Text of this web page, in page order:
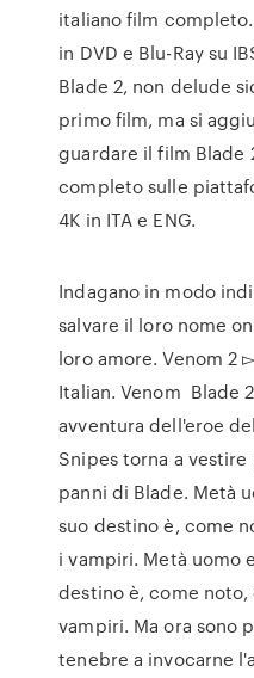
italiano film completo.
in DVD e Blu-Ray su
Blade 2, non delude
primo film, ma si
guardare il film Blade
completo sulle
4K in ITA e ENG.
Indagano in modo
salvare il loro nome
loro amore. Venom 2
Italian. Venom Blade
avventura dell'eroe
Snipes torna a
panni di Blade. Metà
suo destino è, come
i vampiri. Metà uomo
destino è, come
vampiri. Ma ora sono
tenebre a invocarne